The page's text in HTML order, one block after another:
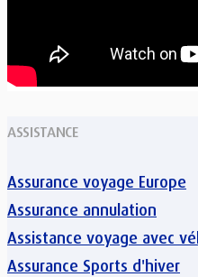
ASSISTANCE
Assurance voyage Europe
Assurance annulation
Assistance voyage avec
Assurance Sports d'hiver